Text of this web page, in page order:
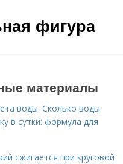
фигура
материалы
воды. Сколько воды
в сутки: формула для
сжигается при круговой